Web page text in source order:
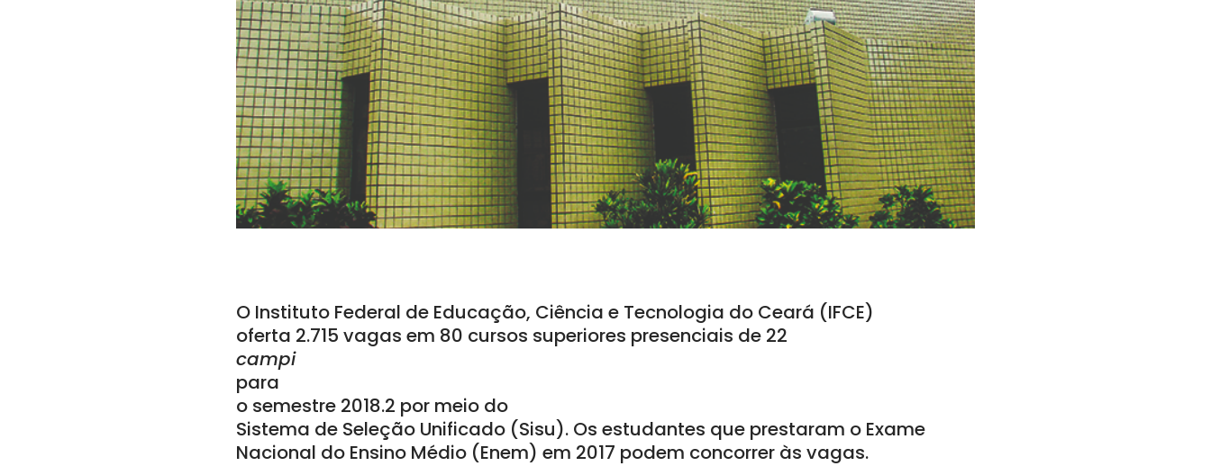
O Instituto Federal de Educação, Ciência e Tecnologia do Ceará (IFCE)
oferta 2.715 vagas em 80 cursos superiores presenciais de 22
campi
para
o semestre 2018.2 por meio do
Sistema de Seleção Unificado (Sisu). Os estudantes que prestaram o Exame
Nacional do Ensino Médio (Enem) em 2017 podem concorrer às vagas.